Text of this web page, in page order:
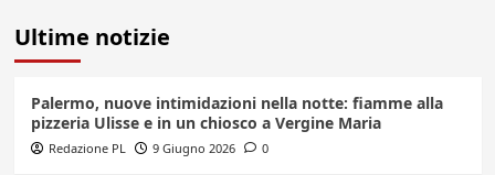
Ultime notizie
Palermo, nuove intimidazioni nella notte: fiamme alla
pizzeria Ulisse e in un chiosco a Vergine Maria
Redazione PL 9 Giugno 2026 0